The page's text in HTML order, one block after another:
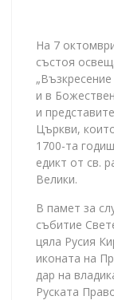
На 7
състоя
и в
и
Църкви,
1700-та
едикт от св.
Велики.
В памет за
събитие
цяла Русия
иконата на
дар на
Руската